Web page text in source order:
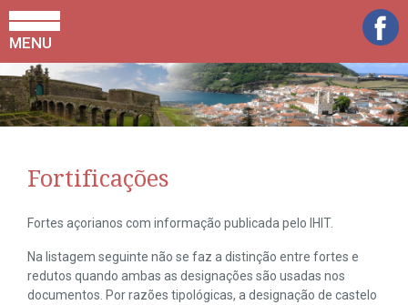
MENU
Fortificações
Fortes açorianos com informação publicada pelo IHIT.
Na listagem seguinte não se faz a distinção entre fortes e
redutos quando ambas as designações são usadas nos
documentos. Por razões tipológicas, a designação de castelo